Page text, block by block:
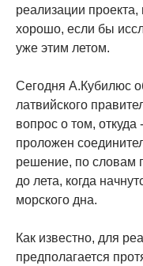
реализации
хорошо, если бы
уже этим летом.
Сегодня А.Кубилюс
латвийского
вопрос о том,
проложен
решение, по словам
до лета, когда
морского дна.
Как известно, для
предполагается